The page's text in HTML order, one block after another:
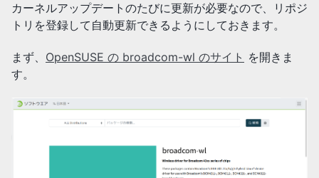
カーネルアップデートのたびに更新が必要なので、リポジ
トリを登録して自動更新できるようにしておきます。
まず、 OpenSUSE の broadcom-wl のサイト を開きま
す。